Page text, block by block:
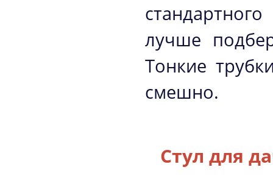
лучше
Тонкие
смешно.
Стул для